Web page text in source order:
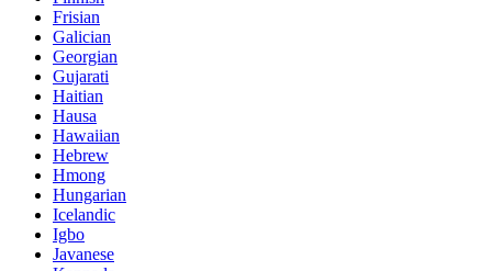
Frisian
Galician
Georgian
Gujarati
Haitian
Hausa
Hawaiian
Hebrew
Hmong
Hungarian
Icelandic
Igbo
Javanese